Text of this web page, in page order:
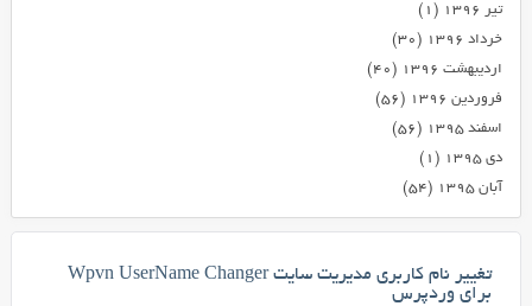
تیر ۱۳۹۶
(۱)
خرداد ۱۳۹۶
(۳۰)
اردیبهشت ۱۳۹۶
(۴۰)
فروردین ۱۳۹۶
(۵۶)
اسفند ۱۳۹۵
(۵۶)
دی ۱۳۹۵
(۱)
آبان ۱۳۹۵
(۵۴)
تغییر نام کاربری مدیریت سایت Wpvn UserName Changer
برای وردپرس